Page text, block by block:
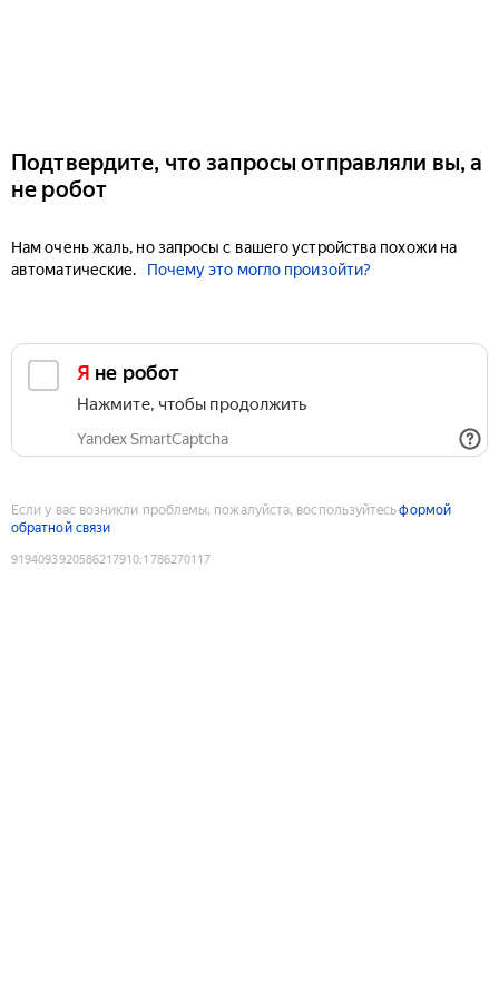
Подтвердите, что запросы отправляли вы, а
не робот
Нам очень жаль, но запросы с вашего устройства похожи на
автоматические.
Почему это могло произойти?
Я не робот
Нажмите, чтобы продолжить
Yandex SmartCaptcha
Если у вас возникли проблемы, пожалуйста, воспользуйтесьформой
обратной связи
9194093920586217910:1786270117